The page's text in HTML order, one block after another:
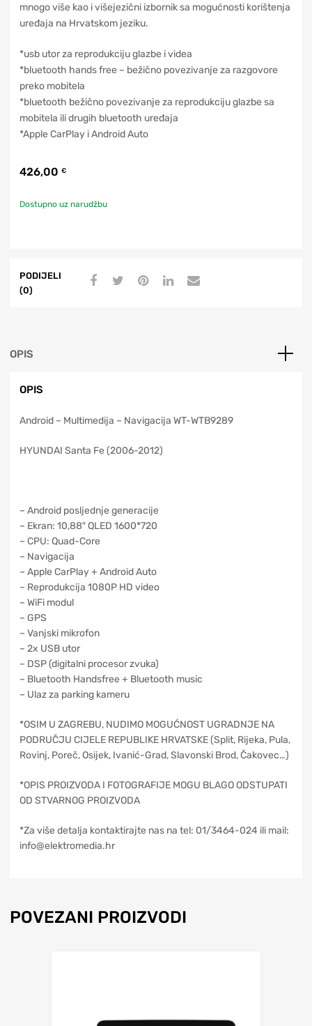
mnogo više kao i višejezični izbornik sa mogućnosti korištenja
uređaja na Hrvatskom jeziku.
*usb utor za reprodukciju glazbe i videa
*bluetooth hands free – bežično povezivanje za razgovore
preko mobitela
*bluetooth bežično povezivanje za reprodukciju glazbe sa
mobitela ili drugih bluetooth uređaja
*Apple CarPlay i Android Auto
426,00 €
Dostupno uz narudžbu
PODIJELI
(0)
OPIS
OPIS
Android – Multimedija – Navigacija WT-WTB9289
HYUNDAI Santa Fe (2006-2012)
– Android posljednje generacije
– Ekran: 10,88″ QLED 1600*720
– CPU: Quad-Core
– Navigacija
– Apple CarPlay + Android Auto
– Reprodukcija 1080P HD video
– WiFi modul
– GPS
– Vanjski mikrofon
– 2x USB utor
– DSP (digitalni procesor zvuka)
– Bluetooth Handsfree + Bluetooth music
– Ulaz za parking kameru
*OSIM U ZAGREBU, NUDIMO MOGUĆNOST UGRADNJE NA
PODRUČJU CIJELE REPUBLIKE HRVATSKE (Split, Rijeka, Pula,
Rovinj, Poreč, Osijek, Ivanić-Grad, Slavonski Brod, Čakovec…)
*OPIS PROIZVODA I FOTOGRAFIJE MOGU BLAGO ODSTUPATI
OD STVARNOG PROIZVODA
*Za više detalja kontaktirajte nas na tel: 01/3464-024 ili mail:
info@elektromedia.hr
POVEZANI PROIZVODI